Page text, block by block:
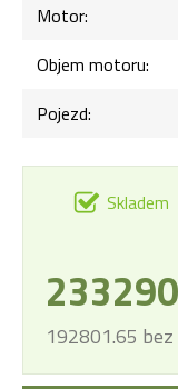
Motor:
Objem motoru:
Pojezd:
Skladem
192801.65 bez